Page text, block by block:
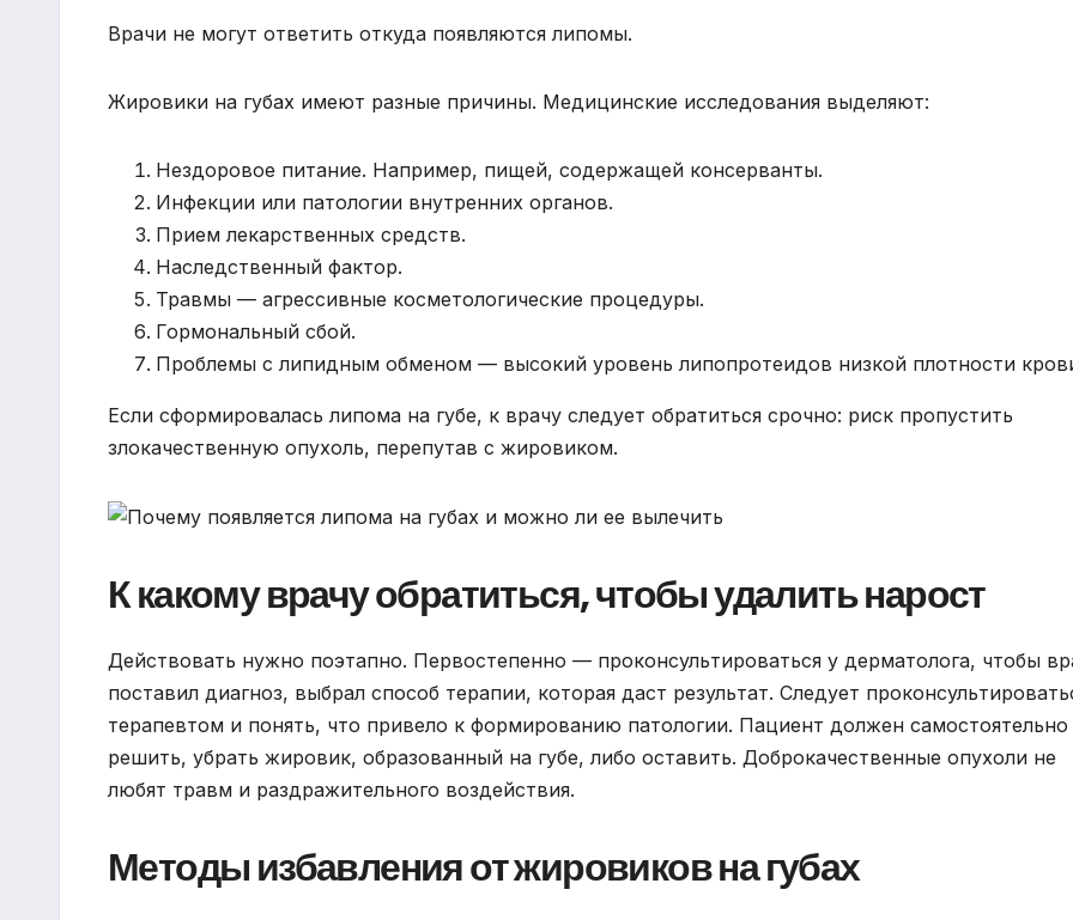
Врачи не могут ответить откуда появляются липомы.
Жировики на губах имеют разные причины. Медицинские исследования выделяют:
Нездоровое питание. Например, пищей, содержащей консерванты.
Инфекции или патологии внутренних органов.
Прием лекарственных средств.
Наследственный фактор.
Травмы — агрессивные косметологические процедуры.
Гормональный сбой.
Проблемы с липидным обменом — высокий уровень липопротеидов низкой плотности
Если сформировалась липома на губе, к врачу следует обратиться срочно: риск пропустить
злокачественную опухоль, перепутав с жировиком.
К какому врачу обратиться, чтобы удалить нарост
Действовать нужно поэтапно. Первостепенно — проконсультироваться у дерматолога, чтобы
поставил диагноз, выбрал способ терапии, которая даст результат. Следует
терапевтом и понять, что привело к формированию патологии. Пациент должен самостоятельно
решить, убрать жировик, образованный на губе, либо оставить. Доброкачественные опухоли не
любят травм и раздражительного воздействия.
Методы избавления от жировиков на губах